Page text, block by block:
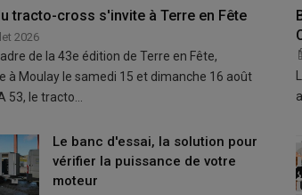
tracto-cross s'invite à Terre en Fête
2026
de la 43e édition de Terre en Fête,
à Moulay le samedi 15 et dimanche 16 août
53, le tracto…
Le banc d'essai, la solution pour
vérifier la puissance de votre
moteur